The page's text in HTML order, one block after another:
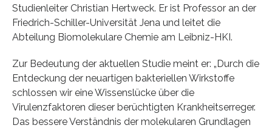
Studienleiter Christian Hertweck. Er ist Professor an der
Friedrich-Schiller-Universität Jena und leitet die
Abteilung Biomolekulare Chemie am Leibniz-HKI.
Zur Bedeutung der aktuellen Studie meint er: „Durch die
Entdeckung der neuartigen bakteriellen Wirkstoffe
schlossen wir eine Wissenslücke über die
Virulenzfaktoren dieser berüchtigten Krankheitserreger.
Das bessere Verständnis der molekularen Grundlagen